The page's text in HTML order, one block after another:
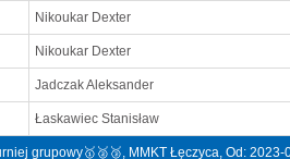
Nikoukar Dexter
Nikoukar Dexter
Jadczak Aleksander
Łaskawiec Stanisław
grupowy🥇🥈🥉, MMKT Łęczyca, Od: